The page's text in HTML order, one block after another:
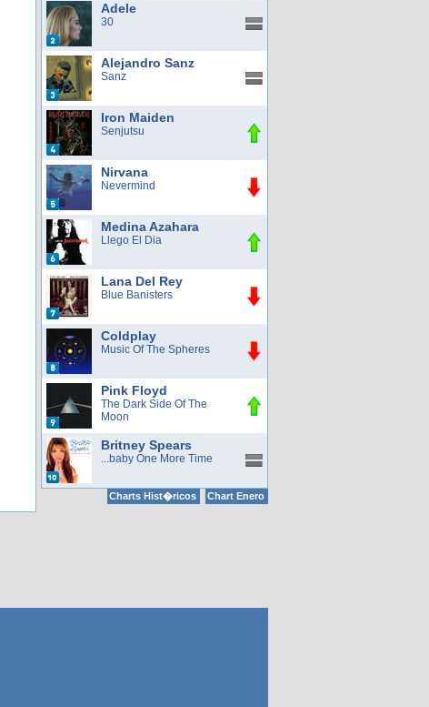
Adele
30
Alejandro Sanz
Sanz
Iron Maiden
Senjutsu
Nirvana
Nevermind
Medina Azahara
Llego El Dia
Lana Del Rey
Blue Banisters
Coldplay
Music Of The Spheres
Pink Floyd
The Dark Side Of The
Moon
Britney Spears
...baby One More Time
Charts Hist�ricos Chart Enero